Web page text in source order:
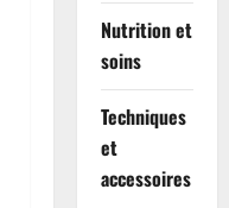
Nutrition et
soins
Techniques
et
accessoires